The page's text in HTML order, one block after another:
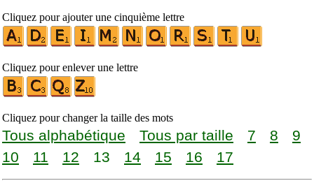
Cliquez pour ajouter une cinquième lettre
Cliquez pour enlever une lettre
Cliquez pour changer la taille des mots
Tous alphabétique Tous par taille 7 8
9
10
11 12 13 14 15 16 17